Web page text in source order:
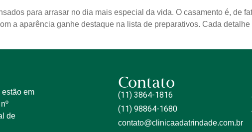
para arrasar no dia mais especial da vida. O casamento é, de
a aparência ganhe destaque na lista de preparativos. Cada
estão em
de
Contato
(11) 3864-1816
(11) 98864-1680
contato@clinicaadatrindade.com.br